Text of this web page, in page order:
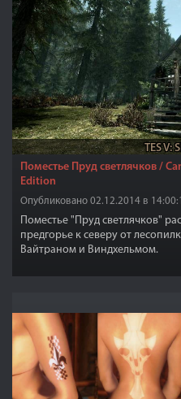
TES V:
Поместье Пруд светлячков /
Edition
Опубликовано 02.12.2014 в
Поместье "Пруд светлячков"
предгорье к северу от
Вайтраном и Виндхельмом.